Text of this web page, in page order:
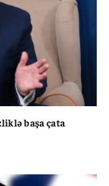
başa çata